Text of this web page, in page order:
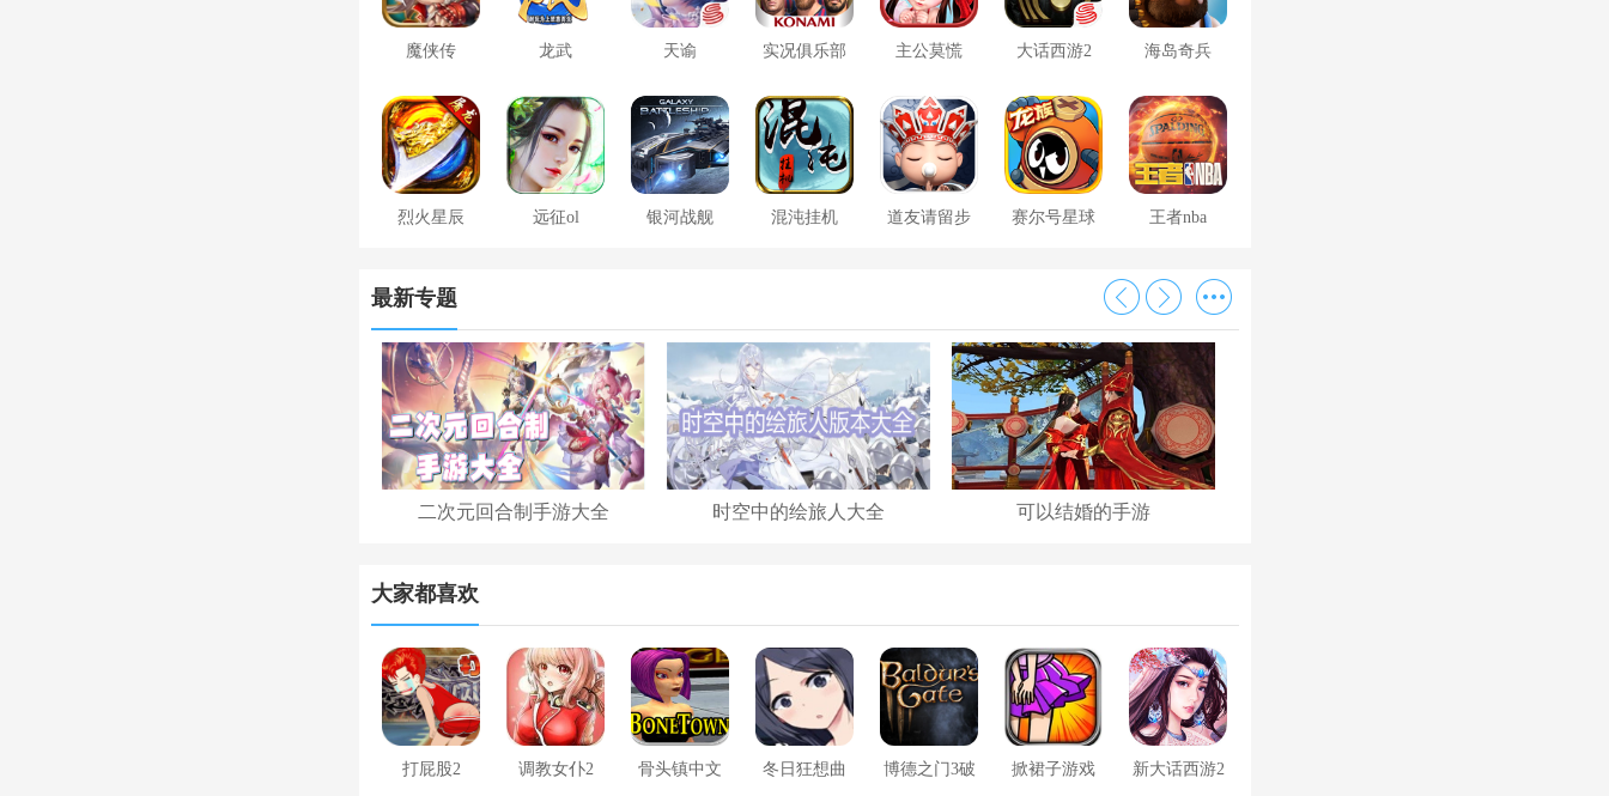
魔侠传 龙武 天谕 实况俱乐部 主公莫慌 大话西游2 海岛奇兵
烈火星辰 远征ol 银河战舰 混沌挂机 道友请留步 赛尔号星球 王者nba
最新专题
二次元回合制手游大全 时空中的绘旅人大全 可以结婚的手游
大家都喜欢
打屁股2 调教女仆2 骨头镇中文 冬日狂想曲 博德之门3破 掀裙子游戏 新大话西游2